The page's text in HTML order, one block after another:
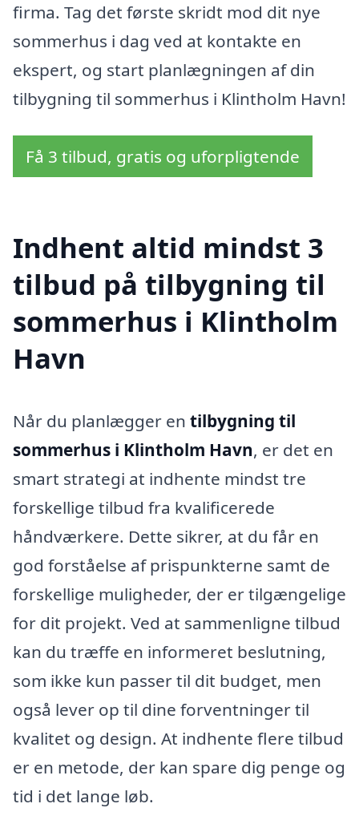
firma. Tag det første skridt mod dit nye
sommerhus i dag ved at kontakte en
ekspert, og start planlægningen af din
tilbygning til sommerhus i Klintholm Havn!
Få 3 tilbud, gratis og uforpligtende
Indhent altid mindst 3
tilbud på tilbygning til
sommerhus i Klintholm
Havn
Når du planlægger en tilbygning til
sommerhus i Klintholm Havn, er det en
smart strategi at indhente mindst tre
forskellige tilbud fra kvalificerede
håndværkere. Dette sikrer, at du får en
god forståelse af prispunkterne samt de
forskellige muligheder, der er tilgængelige
for dit projekt. Ved at sammenligne tilbud
kan du træffe en informeret beslutning,
som ikke kun passer til dit budget, men
også lever op til dine forventninger til
kvalitet og design. At indhente flere tilbud
er en metode, der kan spare dig penge og
tid i det lange løb.